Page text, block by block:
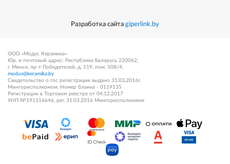
Разработка сайта giperlink.by
ООО «Модус Керамика»
Юр. и почтовый адрес: Республика Беларусь 220062,
г. Минск, пр-т Победителей, д. 119, пом. 508/4.
modus@keramika.by
Свидетельство о гос регистрации выдано 31.03.2016г.
Мингорисполкомом. Номер бланка - 0119135
Регистрации в Торговом реестре от 04.12.2017
УНП №191116646, рег. 31.03.2016 Мингорисполкомом